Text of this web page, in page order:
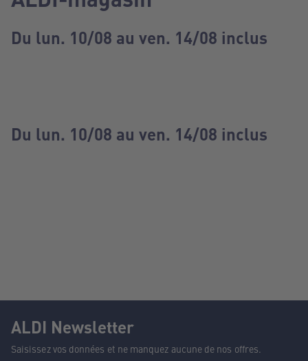
Du lun. 10/08 au ven. 14/08 inclus
Du lun. 10/08 au ven. 14/08 inclus
ALDI Newsletter
Saisissez vos données et ne manquez aucune de nos offres.